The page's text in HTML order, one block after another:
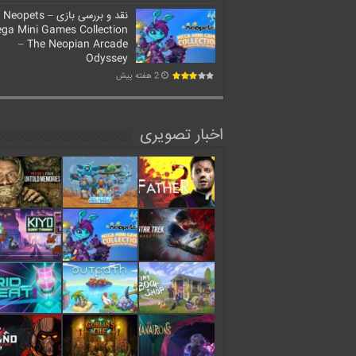
نقد و بررسی بازی Neopets –
Mini Games Collection
– The Neopian Arcade
Odyssey
2 هفته پیش
اخبار تصویری